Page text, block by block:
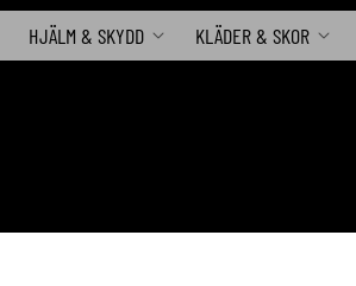
HJÄLM & SKYDD KLÄDER & SKOR